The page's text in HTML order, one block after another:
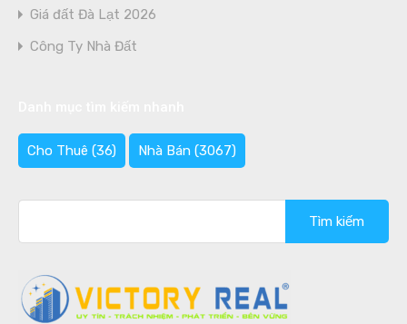
Giá đất Đà Lạt 2026
Công Ty Nhà Đất
Cho Thuê (36) Nhà Bán (3067)
kiếm
cho: